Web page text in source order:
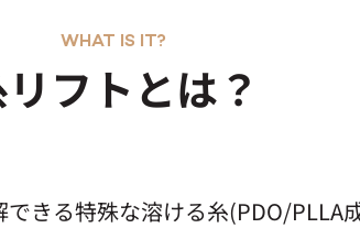
フトとは？
WHAT IS IT?
きる特殊な溶ける糸(PDO/PLLA